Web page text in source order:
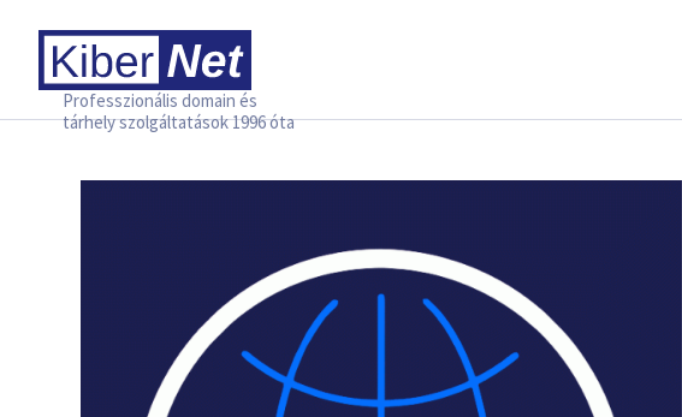
Professzionális domain és
tárhely szolgáltatások 1996 óta